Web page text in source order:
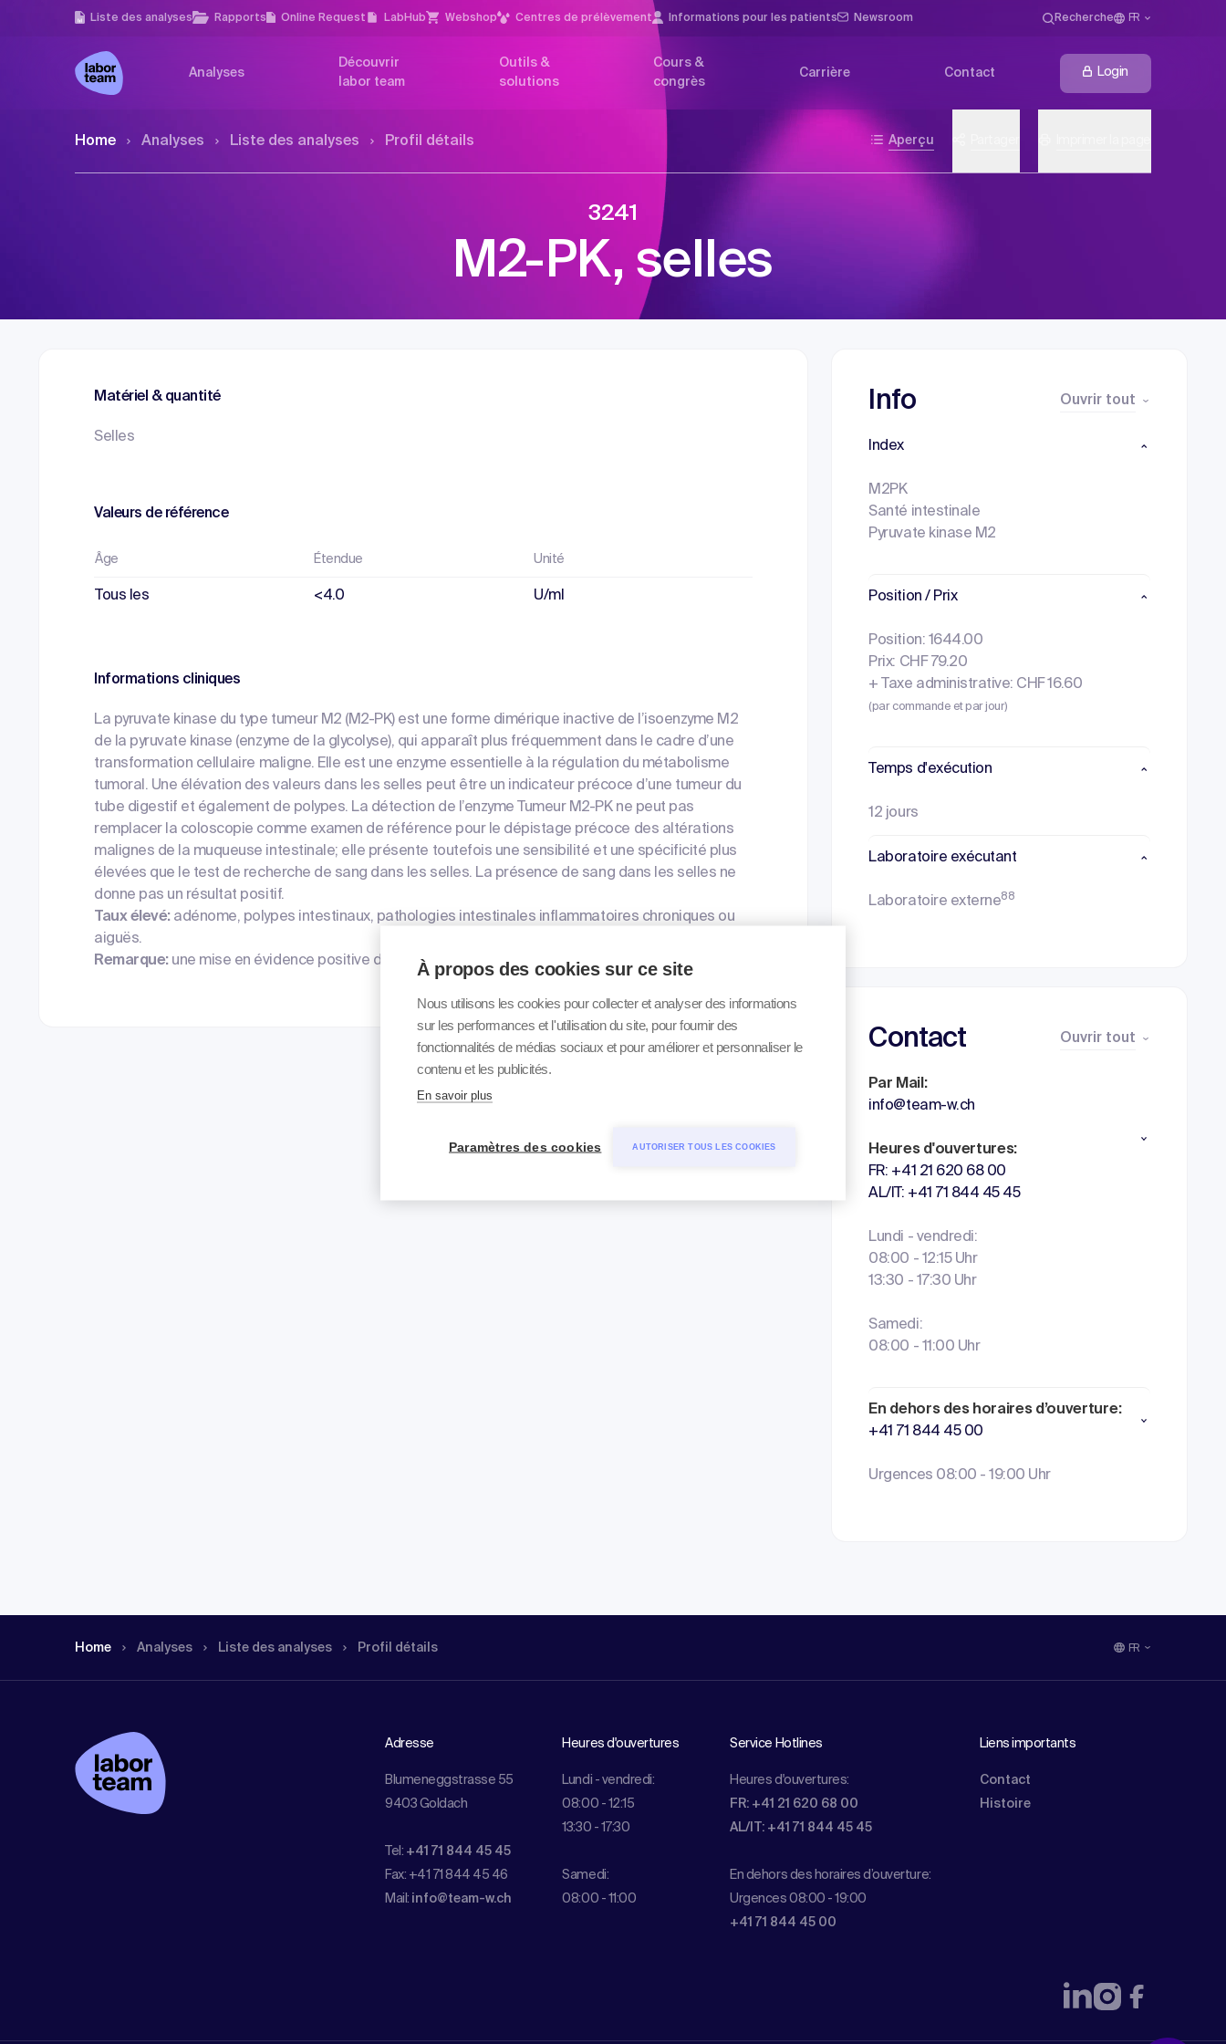
Liste des analyses Rapports Online Request LabHub Webshop Centres de prélèvement Infor­mations pour les patients Newsroom Recherche FR
Analyses
Découvrir
labor team
Outils &
solutions
Cours &
congrès
Carrière Contact Login
Home Analyses Liste des analyses Profil détails Aperçu
3241
M2-PK, selles
Matériel & quantité
Selles
Valeurs de référence
Âge Étendue Unité
Tous les <4.0 U/ml
Informations cliniques
La pyruvate kinase du type tumeur M2 (M2-PK) est une forme dimérique inactive de l’isoenzyme M2
de la pyruvate kinase (enzyme de la glycolyse), qui apparaît plus fréquemment dans le cadre d’une
transformation cellulaire maligne. Elle est une enzyme essentielle à la régulation du métabolisme
tumoral. Une élévation des valeurs dans les selles peut être un indicateur précoce d’une tumeur du
tube digestif et également de polypes. La détection de l’enzyme Tumeur M2-PK ne peut pas
remplacer la coloscopie comme examen de référence pour le dépistage précoce des altérations
malignes de la muqueuse intestinale; elle présente toutefois une sensibilité et une spécificité plus
élevées que le test de recherche de sang dans les selles. La présence de sang dans les selles ne
donne pas un résultat positif.
Taux élevé:adénome, polypes intestinaux, pathologies intestinales inflammatoires chroniques ou
aiguës.
Remarque:une mise en évidence positive doit être ensuite vérifiée par coloscopie.
Info Ouvrir tout
Index
M2PK
Santé intestinale
Pyruvate kinase M2
Position / Prix
Position: 1644.00
Prix: CHF 79.20
+ Taxe administrative: CHF 16.60
(par commande et par jour)
Temps d'exécution
12 jours
Laboratoire exécutant
Laboratoire externe88
Contact Ouvrir tout
Par Mail:
info@team-w.ch
Heures d'ouvertures:
FR: +41 21 620 68 00
AL/IT: +41 71 844 45 45
Lundi - vendredi:
08:00 - 12:15 Uhr
13:30 - 17:30 Uhr
Samedi:
08:00 - 11:00 Uhr
En dehors des horaires d’ouverture:
+41 71 844 45 00
Urgences 08:00 - 19:00 Uhr
Home Analyses Liste des analyses Profil détails FR
Adresse
Blumeneggstrasse 55
9403 Goldach
Tel: +41 71 844 45 45
Fax: +41 71 844 45 46
Mail: info@team-w.ch
Heures d'ouvertures
Lundi - vendredi:
08:00 - 12:15
13:30 - 17:30
Samedi:
08:00 - 11:00
Service Hotlines
Heures d'ouvertures:
FR: +41 21 620 68 00
AL/IT: +41 71 844 45 45
En dehors des horaires d’ouverture:
Urgences 08:00 - 19:00
+41 71 844 45 00
Liens importants
Contact
Histoire
À propos des cookies sur ce site
Nous utilisons les cookies pour collecter et analyser des informations
sur les performances et l'utilisation du site, pour fournir des
fonctionnalités de médias sociaux et pour améliorer et personnaliser le
contenu et les publicités.
En savoir plus
Paramètres des cookies AUTORISER TOUS LES COOKIES